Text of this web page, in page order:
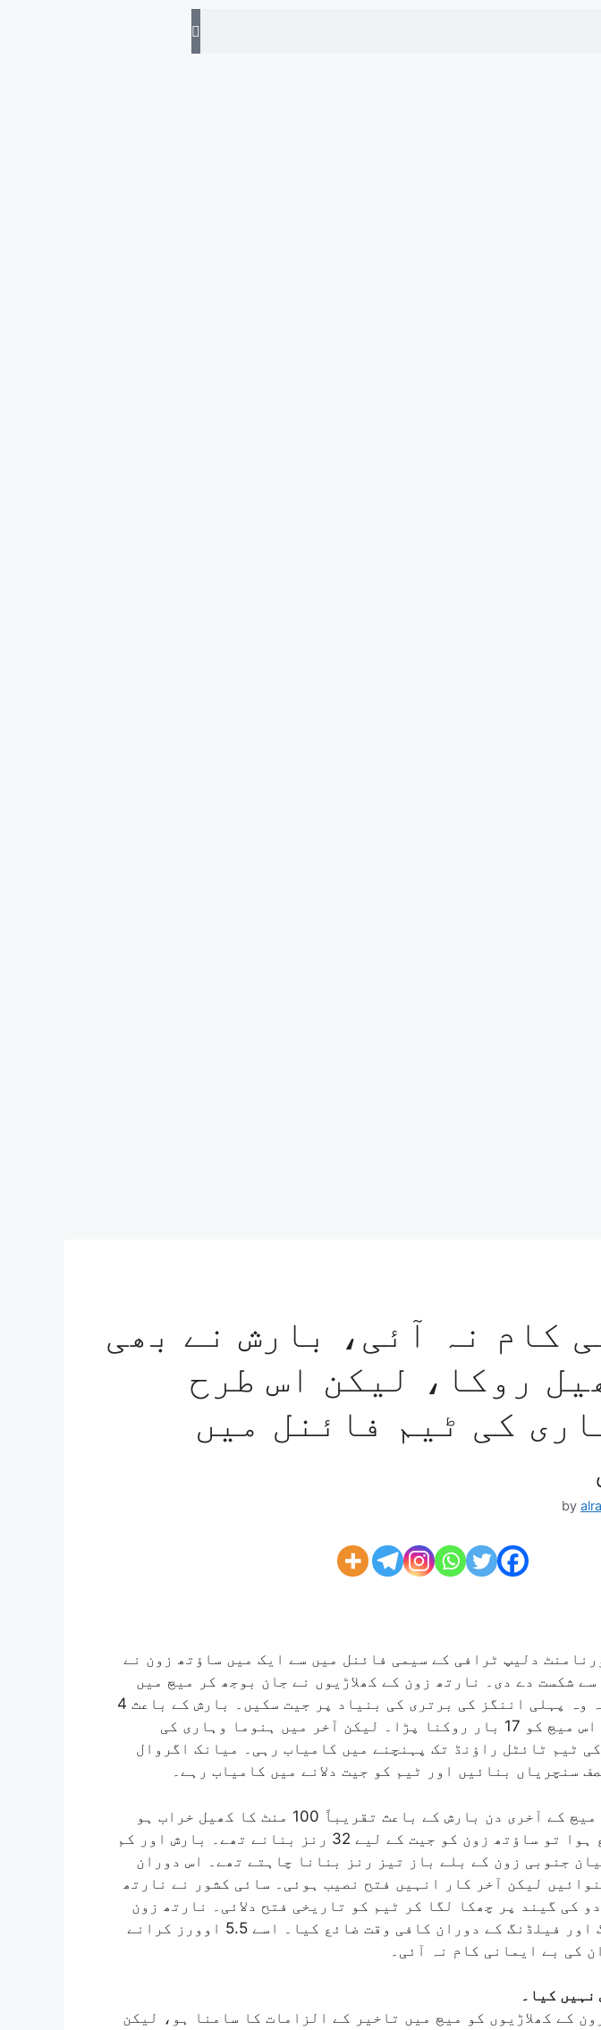
کام نہ آئی، بارش نے بھی
کھیل روکا، لیکن اس طرح
کی ٹیم فائنل میں
by
دلیپ ٹرافی کے سیمی فائنل میں سے ایک میں ساؤتھ زون نے
کو 2 وکٹوں سے شکست دے دی۔ نارتھ زون کے کھلاڑیوں نے جان بوجھ کر میچ میں
تاخیر کی کوشش کی تاکہ وہ پہلی اننگز کی برتری کی بنیاد پر جیت سکیں۔ بارش کے باعث 4
دن تک جاری رہنے والے اس میچ کو 17 بار روکنا پڑا۔ لیکن آخر میں ہنوما وہاری کی
ٹیم ٹائٹل راؤنڈ تک پہنچنے میں کامیاب رہی۔ میانک اگروال
سنچریاں بنائیں اور ٹیم کو جیت دلانے میں کامیاب رہے۔
اتوار کی بات کریں تو میچ کے آخری دن بارش کے باعث تقریباً 100 منٹ کا کھیل خراب ہو
گیا۔ فائنل سیشن شروع ہوا تو ساؤتھ زون کو جیت کے لیے 32 رنز بنانے تھے۔ بارش اور کم
جنوبی زون کے بلے باز تیز رنز بنانا چاہتے تھے۔ اس دوران
لیکن آخر کار انہیں فتح نصیب ہوئی۔ سائی کشور نے نارتھ
کی گیند پر چھکا لگا کر ٹیم کو تاریخی فتح دلائی۔ نارتھ زون
کے کھلاڑیوں نے باؤلنگ اور فیلڈنگ کے دوران کافی وقت ضائع کیا۔ اسے 5.5 اوورز کرانے
کیا۔
کے کھلاڑیوں کو میچ میں تاخیر کے الزامات کا سامنا ہو، لیکن